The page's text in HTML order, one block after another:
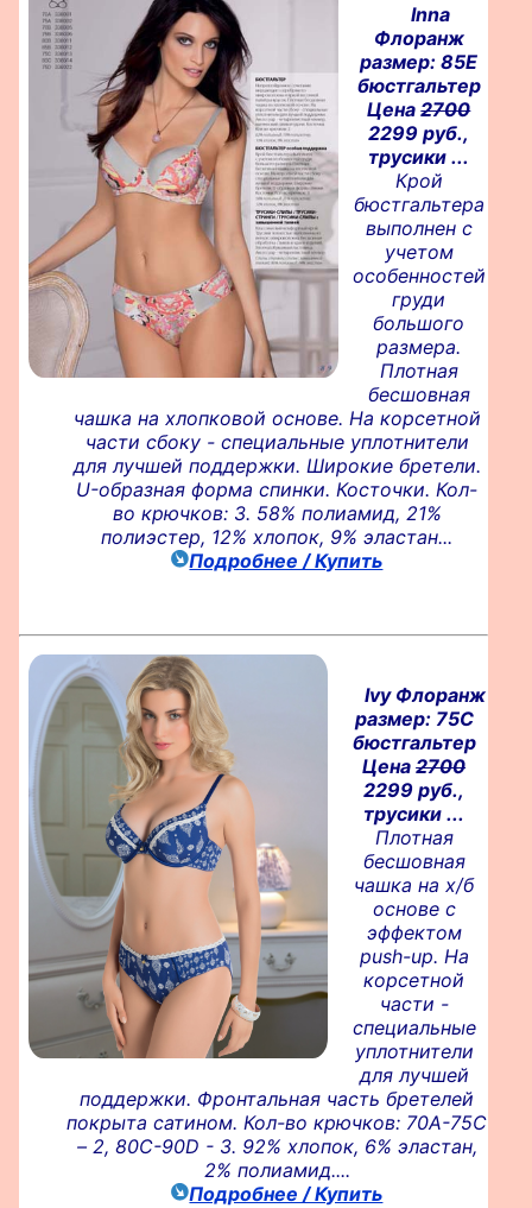
Inna
Флоранж
размер: 85E
бюстгальтер
Цена2700
2299 руб.,
трусики ...
Крой
бюстгальтера
выполнен с
учетом
особенностей
груди
большого
размера.
Плотная
бесшовная
чашка на хлопковой основе. На корсетной
части сбоку - специальные уплотнители
для лучшей поддержки. Широкие бретели.
U-образная форма спинки. Косточки. Кол-
во крючков: 3. 58% полиамид, 21%
полиэстер, 12% хлопок, 9% эластан...
Подробнее / Купить
Ivy Флоранж
размер: 75C
бюстгальтер
Цена2700
2299 руб.,
трусики ...
Плотная
бесшовная
чашка на х/б
основе с
эффектом
push-up. На
корсетной
части -
специальные
уплотнители
для лучшей
поддержки. Фронтальная часть бретелей
покрыта сатином. Кол-во крючков: 70A-75С
– 2, 80C-90D - 3. 92% хлопок, 6% эластан,
2% полиамид....
Подробнее / Купить